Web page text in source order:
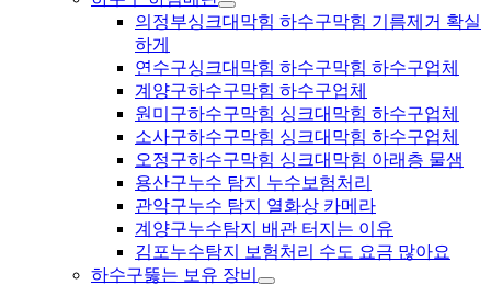
의정부싱크대막힘 하수구막힘 기름제거 확실
하게
연수구싱크대막힘 하수구막힘 하수구업체
계양구하수구막힘 하수구업체
원미구하수구막힘 싱크대막힘 하수구업체
소사구하수구막힘 싱크대막힘 하수구업체
오정구하수구막힘 싱크대막힘 아래층 물샘
용산구누수 탐지 누수보험처리
관악구누수 탐지 열화상 카메라
계양구누수탐지 배관 터지는 이유
김포누수탐지 보험처리 수도 요금 많아요
하수구뚫는 보유 장비